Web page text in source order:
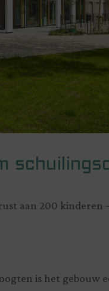
aan 200 kinderen
is het gebouw